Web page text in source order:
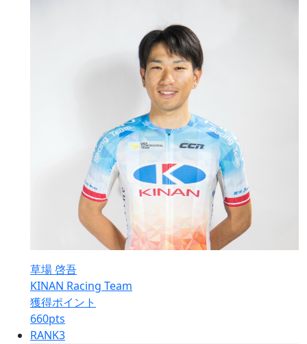
草場 啓吾
KINAN Racing Team
獲得ポイント
660pts
RANK3